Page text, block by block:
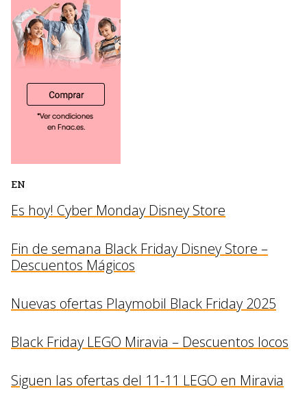
EN
Es hoy! Cyber Monday Disney Store
Fin de semana Black Friday Disney Store –
Descuentos Mágicos
Nuevas ofertas Playmobil Black Friday 2025
Black Friday LEGO Miravia – Descuentos locos
Siguen las ofertas del 11-11 LEGO en Miravia